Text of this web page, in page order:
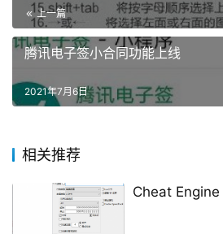
上一篇
腾讯电子签小合同功能上线
2021年7月6日
相关推荐
Cheat Engine